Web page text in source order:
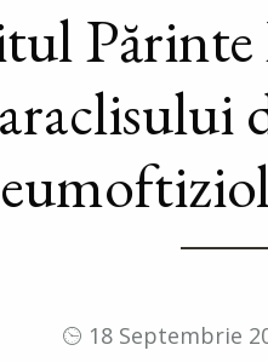
Părinte
18 Septembrie